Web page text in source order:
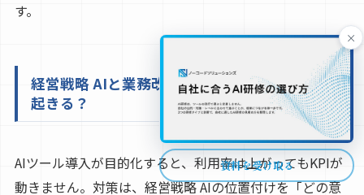
す。
経営戦略 AIと業務改善ツールを混同すると何が
起きる？
AIツール導入が目的化すると、利用率は上がってもKPIが
動きません。対策は、経営戦略 AIの位置付けを「どの意
×
資料を受け取る